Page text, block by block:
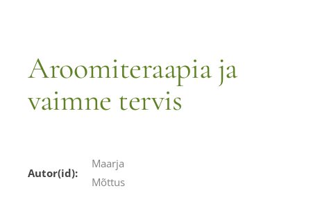
Aroomiteraapia ja
vaimne tervis
Autor(id):
Maarja
Mõttus